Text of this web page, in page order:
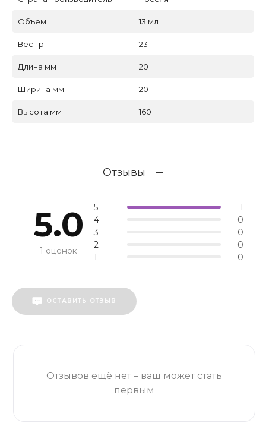
Объем 13 мл
Вес гр 23
Длина мм 20
Ширина мм 20
Высота мм 160
Отзывы
5.0
1 оценок
5
1
4
0
3
0
2
0
1
0
ОСТАВИТЬ ОТЗЫВ
Отзывов ещё нет – ваш может стать
первым